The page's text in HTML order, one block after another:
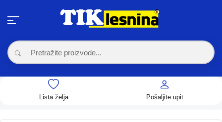
Lista želja Pošaljite upit